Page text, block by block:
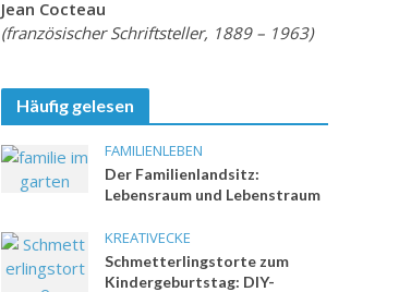
Jean Cocteau
(französischer Schriftsteller, 1889 – 1963)
Häufig gelesen
FAMILIENLEBEN
Der Familienlandsitz:
Lebensraum und Lebenstraum
KREATIVECKE
Schmetterlingstorte zum
Kindergeburtstag: DIY-